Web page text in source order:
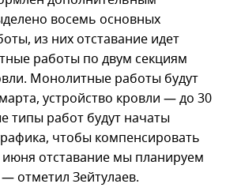
восемь основных
из них отставание идет
работы по двум секциям
Монолитные работы будут
устройство кровли — до 30
типы работ будут начаты
чтобы компенсировать
июня отставание мы планируем
отметил Зейтулаев.